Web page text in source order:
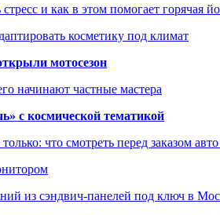
и как в этом помогает горячая
косметику под климат
мотосезон
начинают частные мастера
с космической тематикой
что смотреть перед заказом
из сэндвич-панелей под ключ в